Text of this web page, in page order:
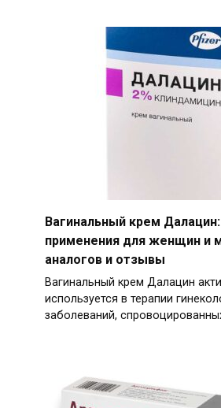
Вагинальный крем
применения для женщин и
аналогов и отзывы
Вагинальный крем Далацин
используется в терапии
заболеваний,